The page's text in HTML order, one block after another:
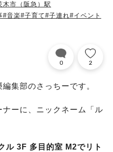
木市（阪急）駅
#音楽#子育て#子連れ#イベント
0 2
集部のさっちーです。
ナーに、ニックネーム「ル
ル 3F 多目的室 M2でリト